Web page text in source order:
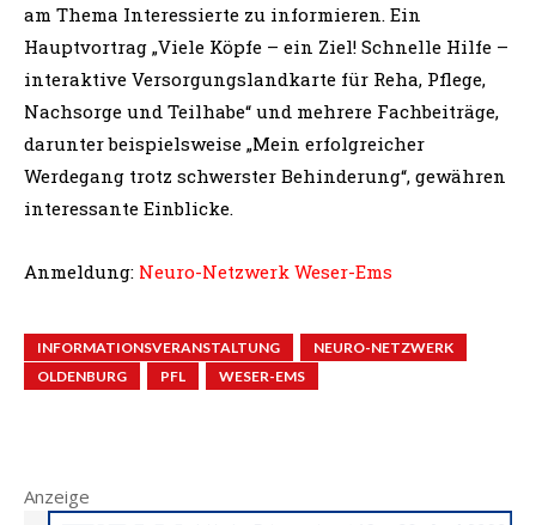
am Thema Interessierte zu informieren. Ein
Hauptvortrag „Viele Köpfe – ein Ziel! Schnelle Hilfe –
interaktive Versorgungslandkarte für Reha, Pflege,
Nachsorge und Teilhabe“ und mehrere Fachbeiträge,
darunter beispielsweise „Mein erfolgreicher
Werdegang trotz schwerster Behinderung“, gewähren
interessante Einblicke.
Anmeldung: Neuro-Netzwerk Weser-Ems
INFORMATIONSVERANSTALTUNG
NEURO-NETZWERK
OLDENBURG
PFL WESER-EMS
Anzeige